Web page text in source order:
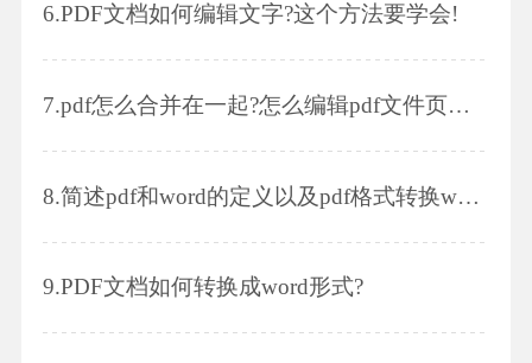
6.PDF文档如何编辑文字?这个方法要学会!
7.pdf怎么合并在一起?怎么编辑pdf文件页眉页脚
8.简述pdf和word的定义以及pdf格式转换word格式的具体操作步骤
9.PDF文档如何转换成word形式?